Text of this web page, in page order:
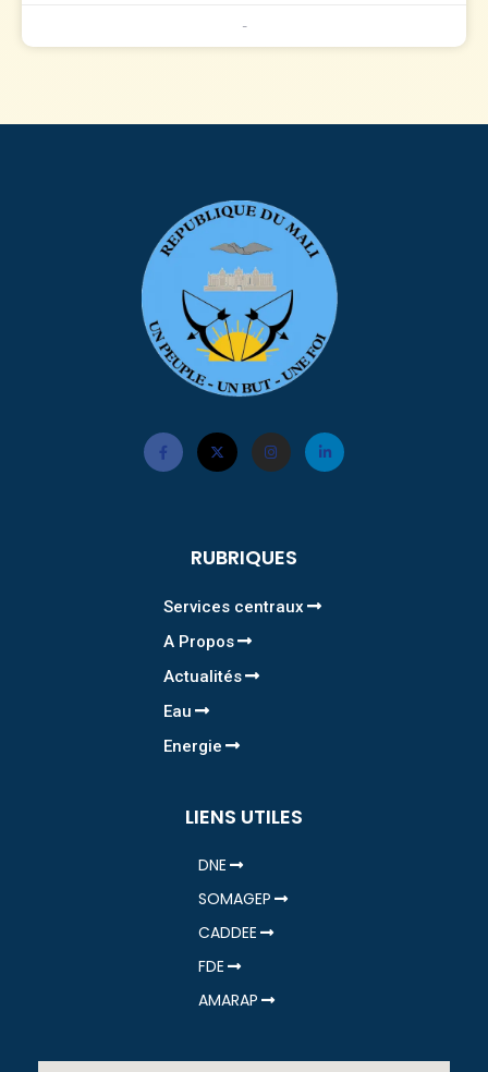
-
RUBRIQUES
Services centraux
A Propos
Actualités
Eau
Energie
LIENS UTILES
DNE
SOMAGEP
CADDEE
FDE
AMARAP